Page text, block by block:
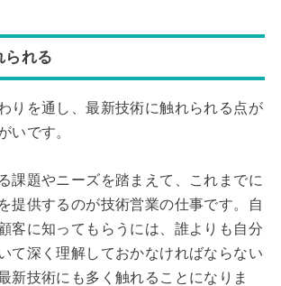
られる
りを通し、最新技術に触れられる点が
いです。
課題やニーズを踏まえて、これまでに
提供するのが技術営業の仕事です。自
客に知ってもらうには、誰よりも自分
て深く理解しておかなければならない
新技術にも多く触れることになりま